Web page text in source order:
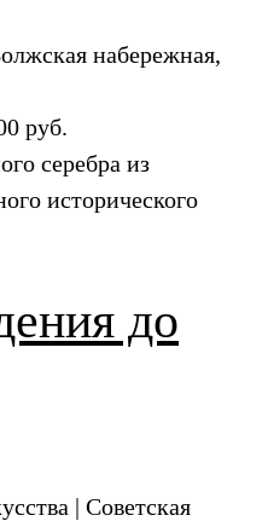
набережная,
руб.
серебра из
исторического
до
| Советская